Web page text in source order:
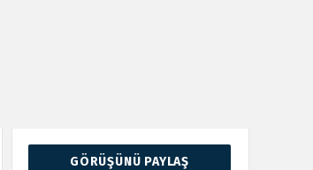
Sidebar
GÖRÜŞÜNÜ PAYLAŞ